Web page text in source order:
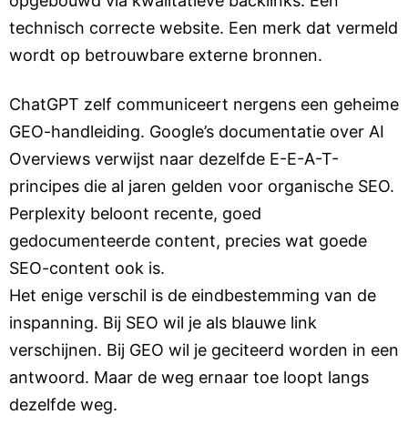
technisch correcte website. Een merk dat vermeld
wordt op betrouwbare externe bronnen.
ChatGPT zelf communiceert nergens een geheime
GEO-handleiding. Google’s documentatie over AI
Overviews verwijst naar dezelfde E-E-A-T-
principes die al jaren gelden voor organische SEO.
Perplexity beloont recente, goed
gedocumenteerde content, precies wat goede
SEO-content ook is.
Het enige verschil is de eindbestemming van de
inspanning. Bij SEO wil je als blauwe link
verschijnen. Bij GEO wil je geciteerd worden in een
antwoord. Maar de weg ernaar toe loopt langs
dezelfde weg.